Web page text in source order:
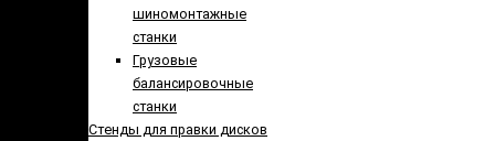
шиномонтажные
станки
Грузовые
балансировочные
станки
Стенды для правки дисков